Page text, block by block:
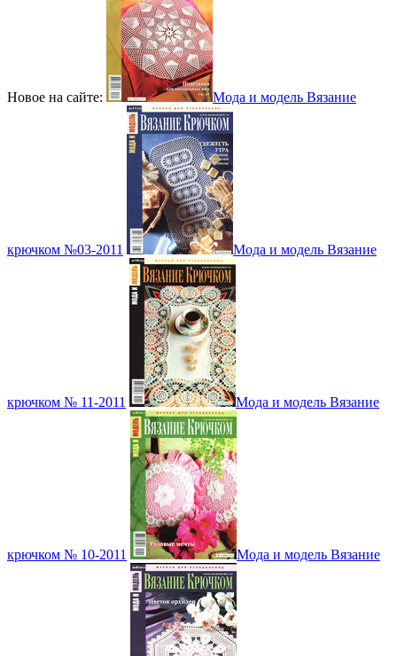
Новое на сайте: Мода и модель Вязание
крючком №03-2011 Мода и модель Вязание
крючком № 11-2011 Мода и модель Вязание
крючком № 10-2011 Мода и модель Вязание